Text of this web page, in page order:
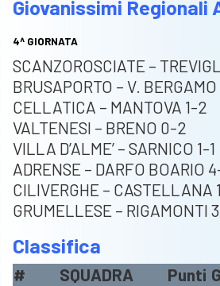
Giovanissimi Regionali
4^ GIORNATA
SCANZOROSCIATE –
BRUSAPORTO – V.
CELLATICA – MANTOVA 1-2
VALTENESI – BRENO 0-2
VILLA D’ALME’ – SARNICO 1-1
ADRENSE – DARFO BOARIO
CILIVERGHE – CASTELLANA
GRUMELLESE – RIGAMONTI
Classifica
# SQUADRA Punti